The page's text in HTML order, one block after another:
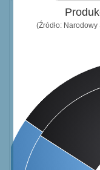
(Źródło: